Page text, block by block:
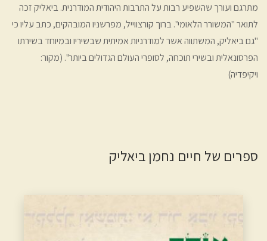
מתרגם ועורך שהשפיע רבות על התרבות היהודית המודרנית. ביאליק זכה
לתואר "המשורר הלאומי". ברוך קורצווייל, מפרשניו המובהקים, כתב עליו כי
"גם ביאליק, המשתווה אשר למודרניות אמיתית שבשיריו ובמיוחד בשירתו
הפרסונאלית ובשירי תוכחה, לסופרי העולם הגדולים ביותר". (מקור:
ויקיפדיה)
ספרים של חיים נחמן ביאליק